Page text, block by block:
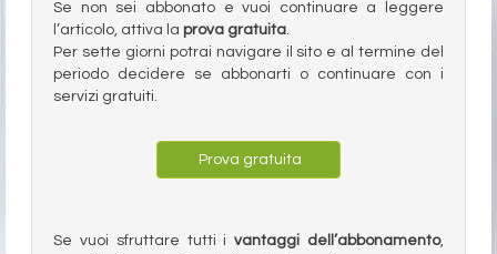
Se non sei abbonato e vuoi continuare a leggere
l’articolo, attiva la prova gratuita.
Per sette giorni potrai navigare il sito e al termine del
periodo decidere se abbonarti o continuare con i
servizi gratuiti.
Prova gratuita
Se vuoi sfruttare tutti ivantaggi dell’abbonamento,